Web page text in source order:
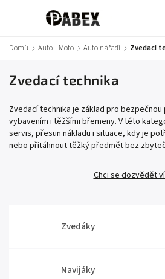
Domů / Auto - Moto / Auto nářadí / Zvedací
Zvedací technika
Zvedací technika je základ pro
vybavením i těžšími břemeny. V této
servis, přesun nákladu i situace, kdy je
nebo přitáhnout těžký předmět bez
Chci se dozvědět
Zvedáky
Navijáky